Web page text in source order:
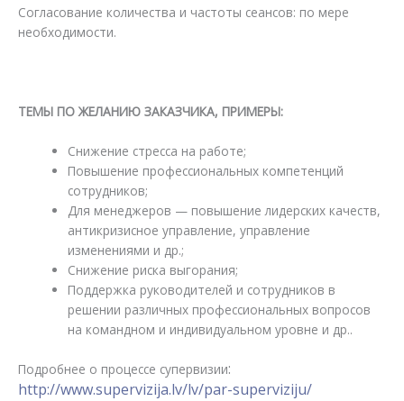
Согласование количества и частоты сеансов: по мере
необходимости.
ТЕМЫ ПО ЖЕЛАНИЮ ЗАКАЗЧИКА, ПРИМЕРЫ:
Снижение стресса на работе;
Повышение профессиональных компетенций
сотрудников;
Для менеджеров — повышение лидерских качеств,
антикризисное управление, управление
изменениями и др.;
Снижение риска выгорания;
Поддержка руководителей и сотрудников в
решении различных профессиональных вопросов
на командном и индивидуальном уровне и др..
Подробнее о процессе супервизии:
http://www.supervizija.lv/lv/par-superviziju/